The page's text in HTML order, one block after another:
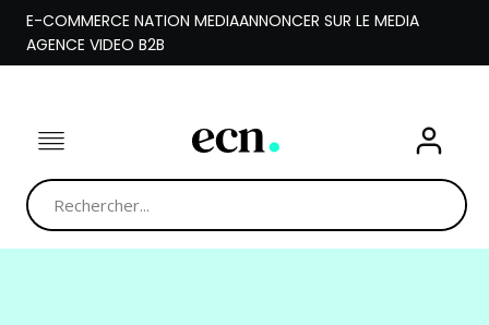
Aller
contenu
E-COMMERCE NATION MEDIAANNONCER SUR LE MEDIA
AGENCE VIDEO B2B